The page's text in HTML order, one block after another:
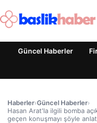
Güncel Haberler
Haberler›Güncel Haberler›
Hasan Arat'la ilgili bomba
geçen konuşmayı şöyle